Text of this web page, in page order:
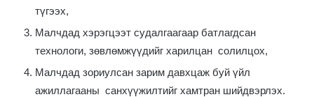
түгээх,
Малчдад хэрэгцээт судалгаагаар батлагдсан
технологи, зөвлөмжүүдийг харилцан солилцох,
Малчдад зориулсан зарим давхцаж буй үйл
ажиллагааны санхүүжилтийг хамтран шийдвэрлэх.